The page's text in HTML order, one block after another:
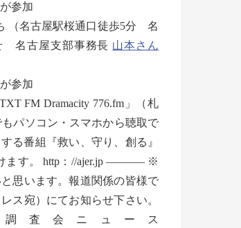
参加
（名古屋駅桜通口徒歩5分 名
名古屋支部事務長 山本さん
参加
FM Dramacity 776.fm」（札
パソコン・スマホから聴取で
る番組『救い、守り、創る』
ます。 http：//ajer.jp ———– ※
思います。報道関係の皆様で
ス宛）にてお知らせ下さい。
者問題調査会ニュース